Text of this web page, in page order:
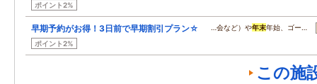
ポイント2%
早期予約がお得！3日前で早期割引プラン☆
ポイント2%
…会など）や年末年始、ゴー…
この施